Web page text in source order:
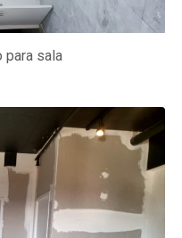
para sala